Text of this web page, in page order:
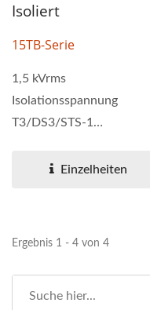
Isoliert
15TB-Serie
1,5 kVrms
Isolationsspannung
T3/DS3/STS-1
Telekomtransformator hat
Einzelheiten
Ergebnis 1 - 4 von 4